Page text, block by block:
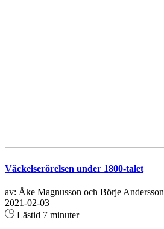
Väckelserörelsen under 1800-talet
av: Åke Magnusson och Börje Andersson
2021-02-03
Lästid 7 minuter